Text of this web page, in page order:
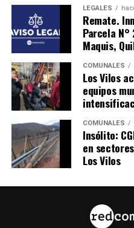
LEGALES
Remate.
Parcela N°
Maquis,
COMUNALES
Los Vilos
equipos
COMUNALES
Insólito:
en
Los Vilos